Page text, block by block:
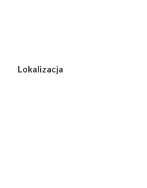
Lokalizacja